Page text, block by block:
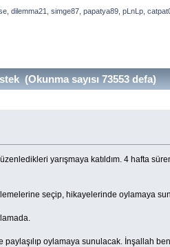
, dilemma21 simge87, papatya89, pLnLp,
(Okunma sayısı 73553 defa)
yarışmaya katıldım. 4 hafta
seçip, hikayelerinde oylamaya
paylaşılıp oylamaya sunulacak. İnşallah